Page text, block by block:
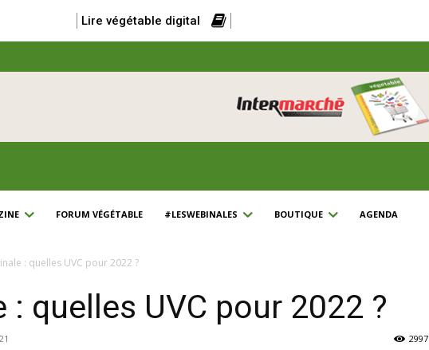
Lire végétable digital
FORUM VÉGÉTABLE #LESWEBINALES BOUTIQUE AGENDA
: quelles UVC pour 2022 ?
: quelles UVC pour 2022 ?
2997